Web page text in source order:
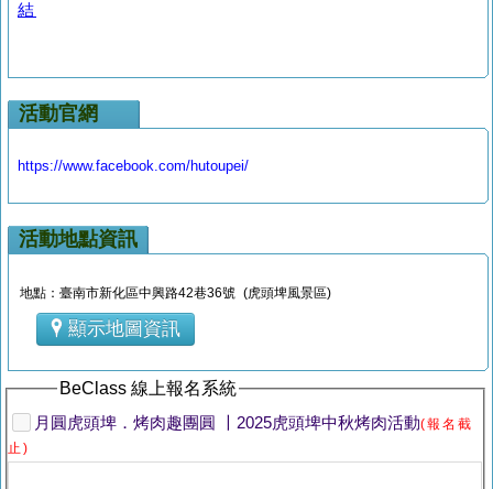
結
活動官網
https://www.facebook.com/hutoupei/
活動地點資訊
地點：臺南市新化區中興路42巷36號 (虎頭埤風景區)
顯示地圖資訊
BeClass 線上報名系統
月圓虎頭埤．烤肉趣團圓 〡2025虎頭埤中秋烤肉活動(報名截
止)